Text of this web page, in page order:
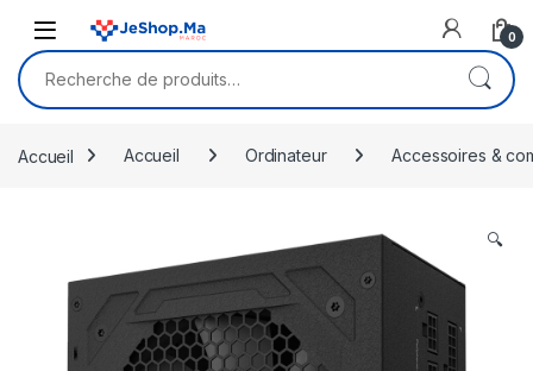
0
Recherche pour :
Accueil Accueil Ordinateur Accessoires &
🔍